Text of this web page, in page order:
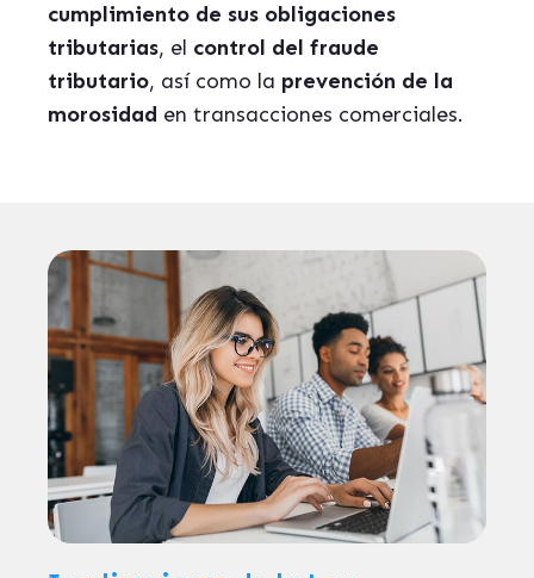
cumplimiento de sus obligaciones
tributarias, el control del fraude
tributario, así como la prevención de la
morosidad en transacciones comerciales.